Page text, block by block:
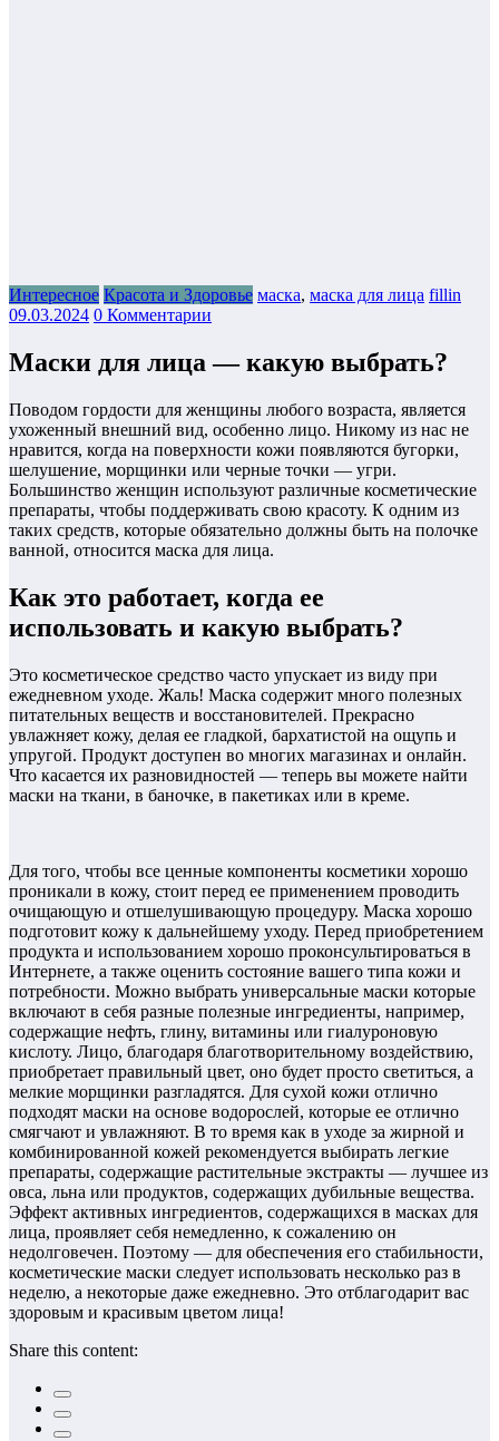
Интересное Красота и Здоровье маска, маска для лица fillin
09.03.2024 0 Комментарии
Маски для лица — какую выбрать?
Поводом гордости для женщины любого возраста, является
ухоженный внешний вид, особенно лицо. Никому из нас не
нравится, когда на поверхности кожи появляются бугорки,
шелушение, морщинки или черные точки — угри.
Большинство женщин используют различные косметические
препараты, чтобы поддерживать свою красоту. К одним из
таких средств, которые обязательно должны быть на полочке
ванной, относится маска для лица.
Как это работает, когда ее
использовать и какую выбрать?
Это косметическое средство часто упускает из виду при
ежедневном уходе. Жаль! Маска содержит много полезных
питательных веществ и восстановителей. Прекрасно
увлажняет кожу, делая ее гладкой, бархатистой на ощупь и
упругой. Продукт доступен во многих магазинах и онлайн.
Что касается их разновидностей — теперь вы можете найти
маски на ткани, в баночке, в пакетиках или в креме.
Для того, чтобы все ценные компоненты косметики хорошо
проникали в кожу, стоит перед ее применением проводить
очищающую и отшелушивающую процедуру. Маска хорошо
подготовит кожу к дальнейшему уходу. Перед приобретением
продукта и использованием хорошо проконсультироваться в
Интернете, а также оценить состояние вашего типа кожи и
потребности. Можно выбрать универсальные маски которые
включают в себя разные полезные ингредиенты, например,
содержащие нефть, глину, витамины или гиалуроновую
кислоту. Лицо, благодаря благотворительному воздействию,
приобретает правильный цвет, оно будет просто светиться, а
мелкие морщинки разгладятся. Для сухой кожи отлично
подходят маски на основе водорослей, которые ее отлично
смягчают и увлажняют. В то время как в уходе за жирной и
комбинированной кожей рекомендуется выбирать легкие
препараты, содержащие растительные экстракты — лучшее из
овса, льна или продуктов, содержащих дубильные вещества.
Эффект активных ингредиентов, содержащихся в масках для
лица, проявляет себя немедленно, к сожалению он
недолговечен. Поэтому — для обеспечения его стабильности,
косметические маски следует использовать несколько раз в
неделю, а некоторые даже ежедневно. Это отблагодарит вас
здоровым и красивым цветом лица!
Share this content: